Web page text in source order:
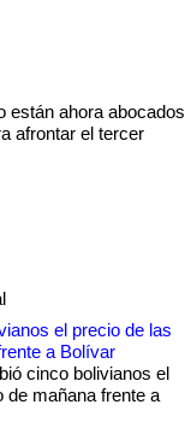
están ahora abocados
afrontar el tercer
el precio de las
a Bolívar
cinco bolivianos el
de mañana frente a